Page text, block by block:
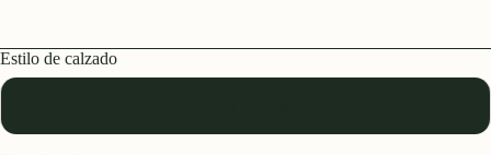
Estilo de calzado